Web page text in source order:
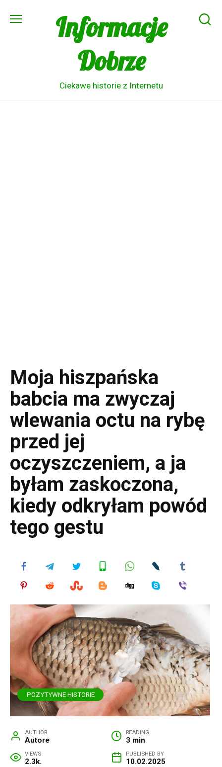
Informacje
Dobrze
Ciekawe historie z Internetu
Moja hiszpańska
babcia ma zwyczaj
wlewania octu na rybę
przed jej
oczyszczeniem, a ja
byłam zaskoczona,
kiedy odkryłam powód
tego gestu
POZYTYWNE HISTORIE
AUTHOR
Autore
READING
3 min
VIEWS
2.3k.
PUBLISHED BY
10.02.2025